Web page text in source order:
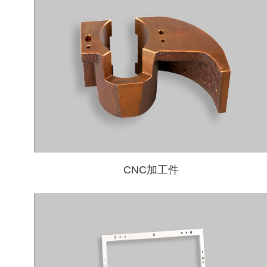
CNC加工件